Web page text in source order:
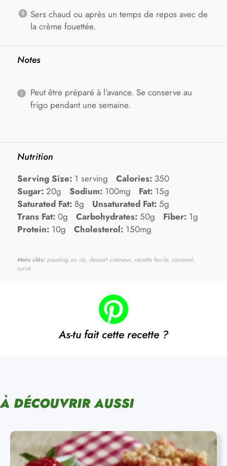
Sers chaud ou après un temps de repos avec de
la crème fouettée.
Notes
Peut être préparé à l’avance. Se conserve au
frigo pendant une semaine.
Nutrition
Serving Size: 1 serving Calories: 350
Sugar: 20g Sodium: 100mg Fat: 15g
Saturated Fat: 8g Unsaturated Fat: 5g
Trans Fat: 0g Carbohydrates: 50g Fiber: 1g
Protein: 10g Cholesterol: 150mg
Mots clés: pouding au riz, dessert crémeux, recette facile, caramel,
sucré
As-tu fait cette recette ?
À DÉCOUVRIR AUSSI